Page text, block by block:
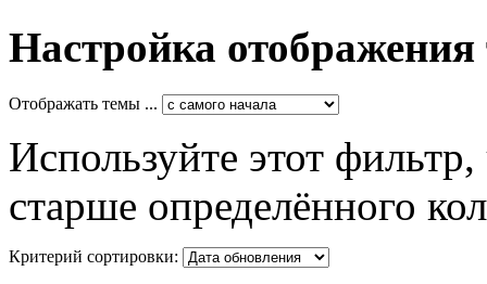
Настройка отображения
Отображать темы ...
Используйте этот
старше определённого
Критерий сортировки: